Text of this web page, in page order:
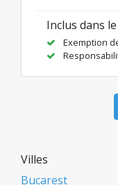
Inclus dans
Exemption
Villes
Bucarest